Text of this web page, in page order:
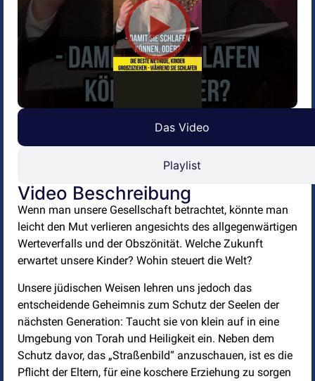
Das Video
Playlist
Video Beschreibung
Wenn man unsere Gesellschaft betrachtet, könnte man
leicht den Mut verlieren angesichts des allgegenwärtigen
Werteverfalls und der Obszönität. Welche Zukunft
erwartet unsere Kinder? Wohin steuert die Welt?
Unsere jüdischen Weisen lehren uns jedoch das
entscheidende Geheimnis zum Schutz der Seelen der
nächsten Generation: Taucht sie von klein auf in eine
Umgebung von Torah und Heiligkeit ein. Neben dem
Schutz davor, das „Straßenbild“ anzuschauen, ist es die
Pflicht der Eltern, für eine koschere Erziehung zu sorgen